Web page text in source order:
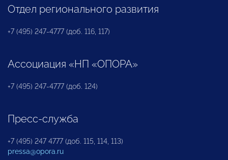
Отдел регионального развития
+7 (495) 247-4777 (доб. 116, 117)
Ассоциация «НП «ОПОРА»
+7 (495) 247-4777 (доб. 124)
Пресс-служба
+7 (495) 247 4777 (доб. 115, 114, 113)
pressa@opora.ru